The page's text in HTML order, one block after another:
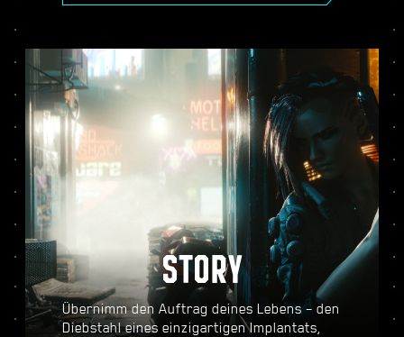
(Performance, Raytracing und Raytracing
flüssigere Action und alles andere, was
Cyberpunk 2077 auf PS5® Pro zu bieten
hat.
STORY
Übernimm den Auftrag deines Lebens – den
Diebstahl eines einzigartigen Implantats,